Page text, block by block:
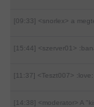
[09:33] <snorlex> a
[15:44] <szerver01>
[11:37] <Teszt007>
[14:38] <moderator> A